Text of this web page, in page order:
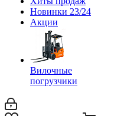
Новинки 23/24
Акции
Вилочные
погрузчики